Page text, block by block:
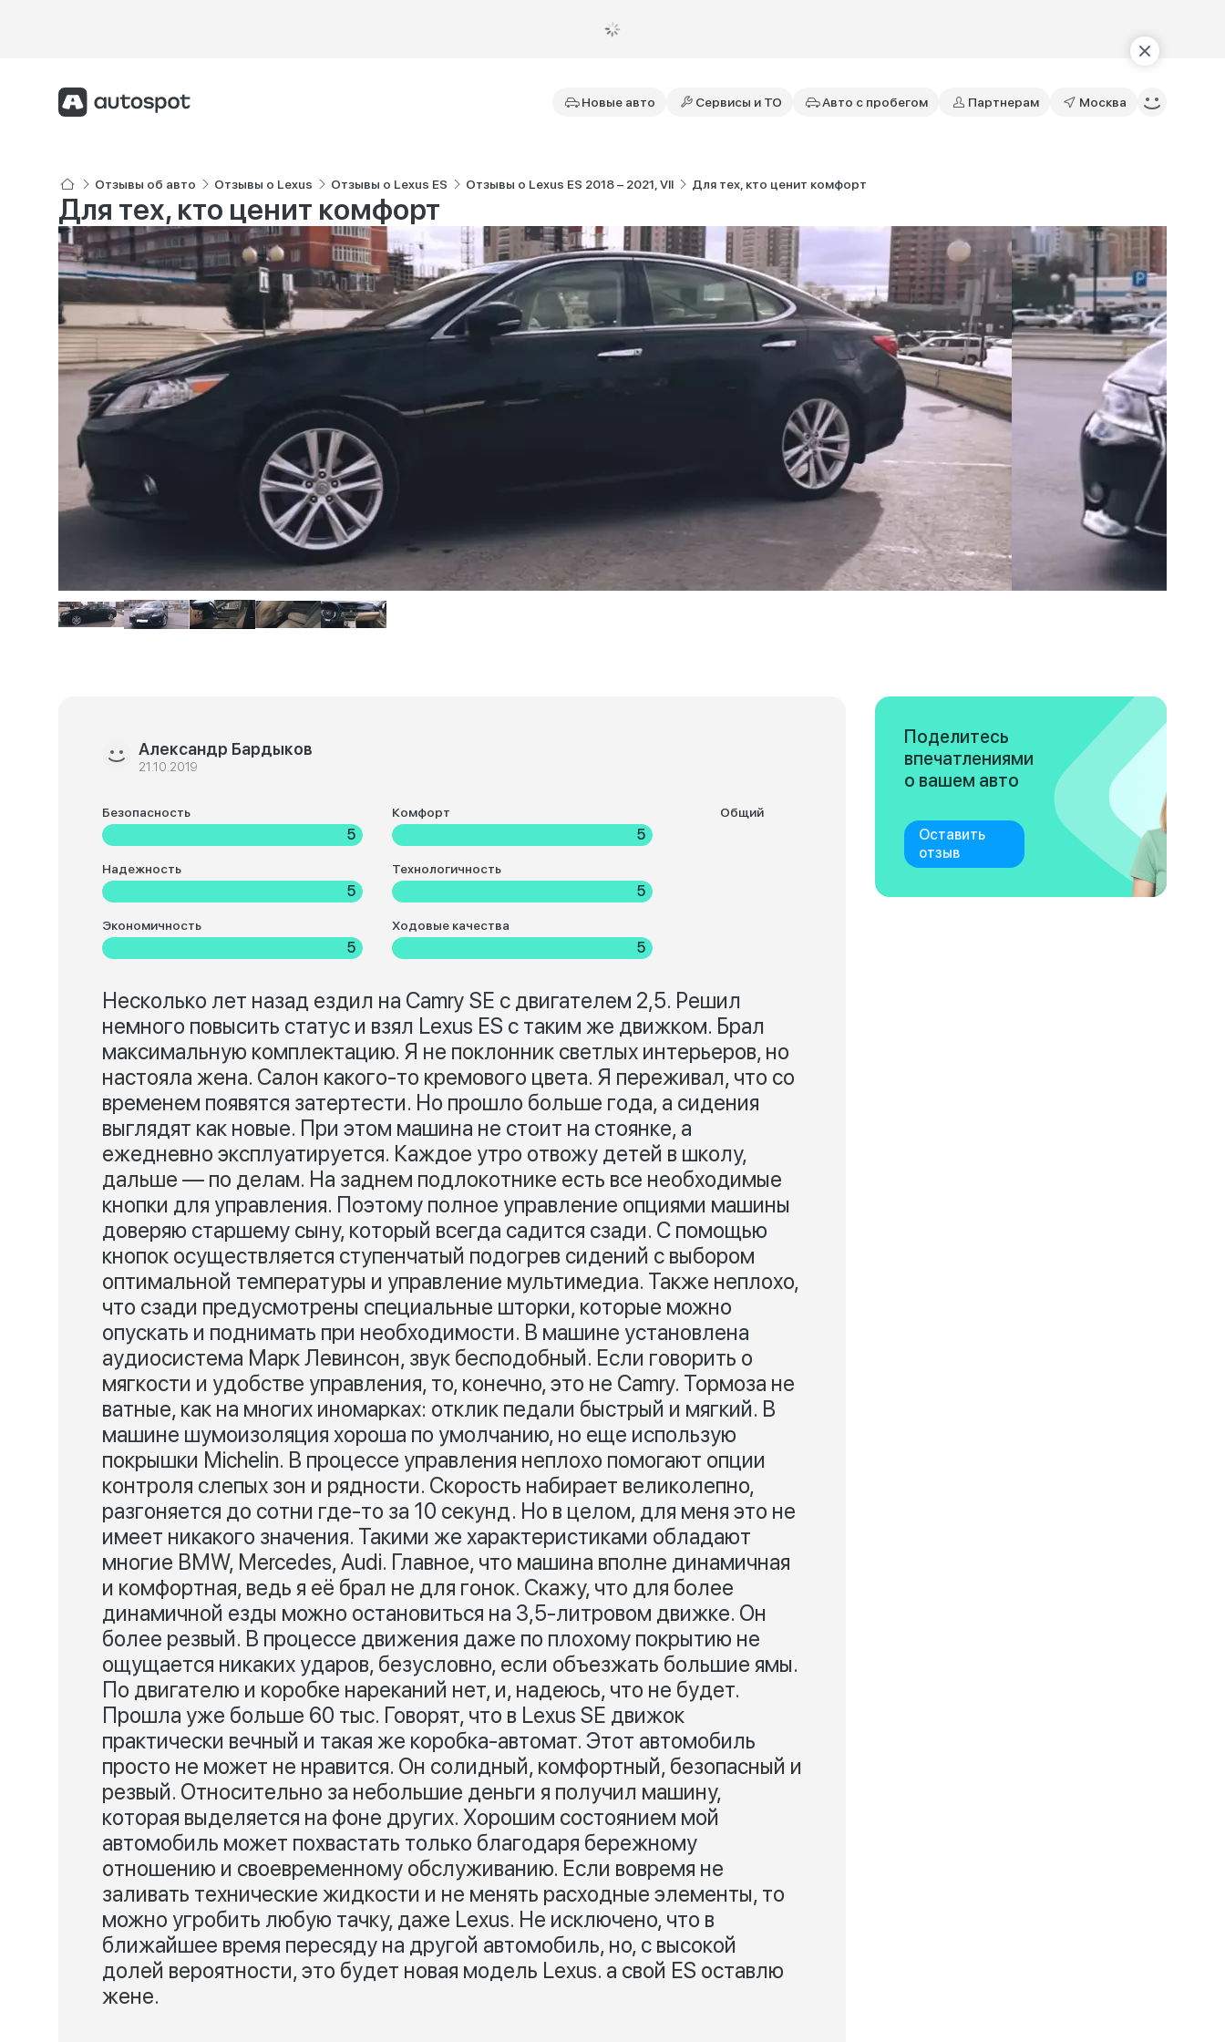
Новые авто Сервисы и ТО Авто с пробегом Партнерам Москва
Отзывы об авто Отзывы о Lexus Отзывы о Lexus ES Отзывы о Lexus ES 2018 – 2021, VII Для тех, кто ценит комфорт
Для тех, кто ценит комфорт
Александр Бардыков
21.10.2019
Безопасность
5
Комфорт
5
Надежность
5
Технологичность
5
Экономичность
5
Ходовые качества
5
Общий
Несколько лет назад ездил на Camry SE с двигателем 2,5. Решил
немного повысить статус и взял Lexus ES с таким же движком. Брал
максимальную комплектацию. Я не поклонник светлых интерьеров, но
настояла жена. Салон какого-то кремового цвета. Я переживал, что со
временем появятся затертести. Но прошло больше года, а сидения
выглядят как новые. При этом машина не стоит на стоянке, а
ежедневно эксплуатируется. Каждое утро отвожу детей в школу,
дальше — по делам. На заднем подлокотнике есть все необходимые
кнопки для управления. Поэтому полное управление опциями машины
доверяю старшему сыну, который всегда садится сзади. С помощью
кнопок осуществляется ступенчатый подогрев сидений с выбором
оптимальной температуры и управление мультимедиа. Также неплохо,
что сзади предусмотрены специальные шторки, которые можно
опускать и поднимать при необходимости. В машине установлена
аудиосистема Марк Левинсон, звук бесподобный. Если говорить о
мягкости и удобстве управления, то, конечно, это не Camry. Тормоза не
ватные, как на многих иномарках: отклик педали быстрый и мягкий. В
машине шумоизоляция хороша по умолчанию, но еще использую
покрышки Michelin. В процессе управления неплохо помогают опции
контроля слепых зон и рядности. Скорость набирает великолепно,
разгоняется до сотни где-то за 10 секунд. Но в целом, для меня это не
имеет никакого значения. Такими же характеристиками обладают
многие BMW, Mercedes, Audi. Главное, что машина вполне динамичная
и комфортная, ведь я её брал не для гонок. Скажу, что для более
динамичной езды можно остановиться на 3,5-литровом движке. Он
более резвый. В процессе движения даже по плохому покрытию не
ощущается никаких ударов, безусловно, если объезжать большие ямы.
По двигателю и коробке нареканий нет, и, надеюсь, что не будет.
Прошла уже больше 60 тыс. Говорят, что в Lexus SE движок
практически вечный и такая же коробка-автомат. Этот автомобиль
просто не может не нравится. Он солидный, комфортный, безопасный и
резвый. Относительно за небольшие деньги я получил машину,
которая выделяется на фоне других. Хорошим состоянием мой
автомобиль может похвастать только благодаря бережному
отношению и своевременному обслуживанию. Если вовремя не
заливать технические жидкости и не менять расходные элементы, то
можно угробить любую тачку, даже Lexus. Не исключено, что в
ближайшее время пересяду на другой автомобиль, но, с высокой
долей вероятности, это будет новая модель Lexus. а свой ES оставлю
жене.
Поделитесь
впечатлениями
о вашем авто
Оставить
отзыв